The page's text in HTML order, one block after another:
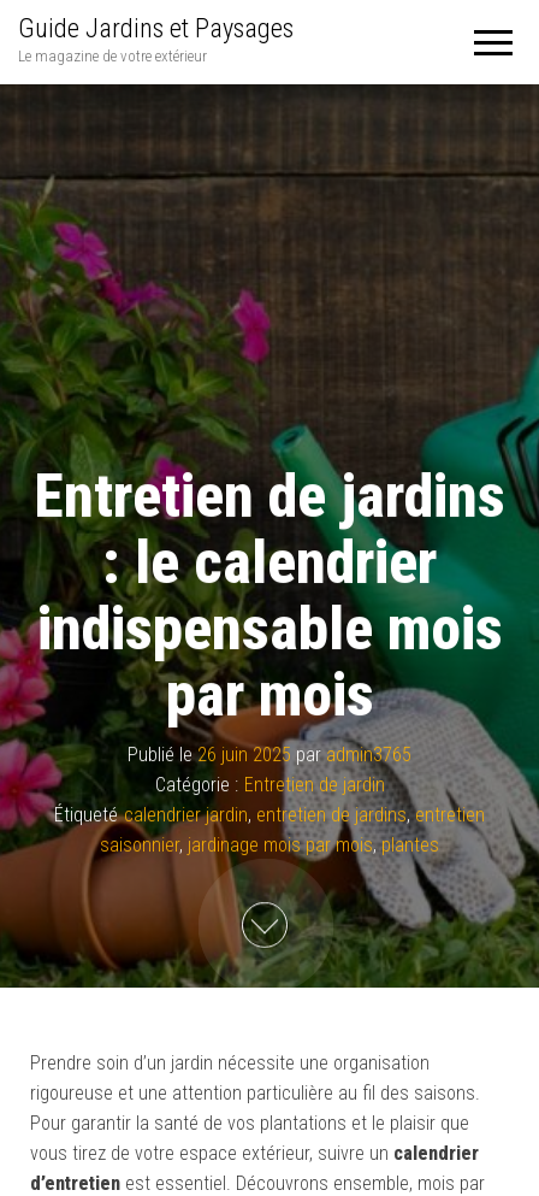
Guide Jardins et Paysages
Le magazine de votre extérieur
Entretien de jardins
: le calendrier
indispensable mois
par mois
Publié le26 juin 2025 paradmin3765
Catégorie : Entretien de jardin
Étiqueté calendrier jardin, entretien de jardins,entretien
saisonnier, jardinage mois par mois,plantes
Prendre soin d’un jardin nécessite une organisation
rigoureuse et une attention particulière au fil des saisons.
Pour garantir la santé de vos plantations et le plaisir que
vous tirez de votre espace extérieur, suivre un calendrier
d’entretien est essentiel. Découvrons ensemble, mois par